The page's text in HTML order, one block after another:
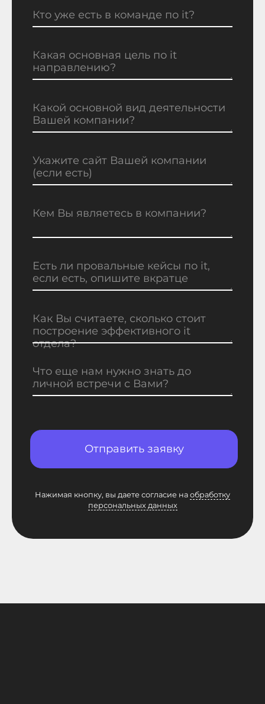
Кто уже есть в команде по it?
Какая основная цель по it
направлению?
Какой основной вид деятельности
Вашей компании?
Укажите сайт Вашей компании
(если есть)
Кем Вы являетесь в компании?
Есть ли провальные кейсы по it,
если есть, опишите вкратце
Как Вы считаете, сколько стоит
построение эффективного it
отдела?
Что еще нам нужно знать до
личной встречи с Вами?
Отправить заявку
Нажимая кнопку, вы даете согласие на обработку
персональных данных